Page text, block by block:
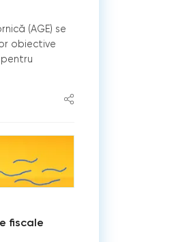
(AGE) se
obiective
fiscale